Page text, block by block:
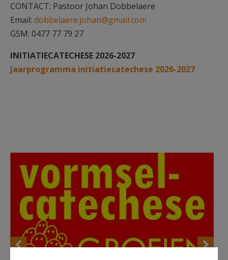
CONTACT: Pastoor Johan Dobbelaere
Email: dobbelaere.johan@gmail.com
GSM: 0477 77 79 27
INITIATIECATECHESE 2026-2027
Jaarprogramma initiatiecatechese 2026-2027